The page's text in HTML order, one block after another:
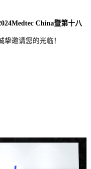
China暨第十八
挚邀请您的光临！